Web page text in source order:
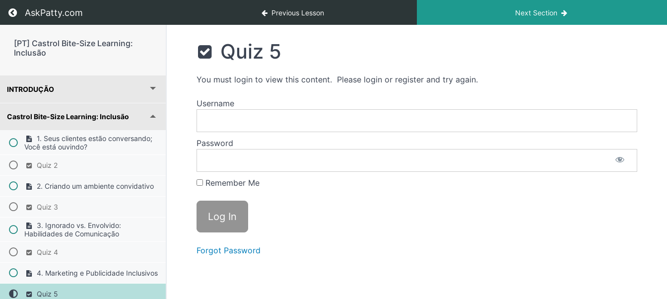
Return to course: [PT] Castrol Bite-Size Learning: Inclusão
AskPatty.com Previous Lesson Next Section
[PT] Castrol Bite-Size Learning:
Inclusão
INTRODUÇÃO
Castrol Bite-Size Learning: Inclusão
1. Seus clientes estão conversando;
Você está ouvindo?
Quiz 2
2. Criando um ambiente convidativo
Quiz 3
3. Ignorado vs. Envolvido:
Habilidades de Comunicação
Quiz 4
4. Marketing e Publicidade Inclusivos
Quiz 5
Quiz 5
You must login to view this content. Please login or register and try again.
Username
Password
Remember Me
Forgot Password